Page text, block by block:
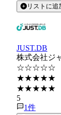
リストに追
JUST.DB
株式会社ジ
☆☆☆☆☆
★★★★★
★★★★★
5
1件